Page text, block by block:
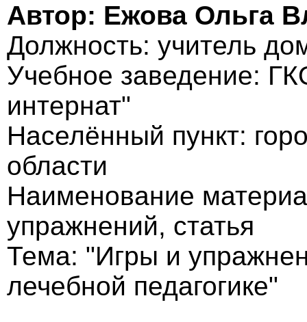
Автор: Ежова Ольга
Должность: учитель
Учебное заведение:
интернат"
Населённый пункт:
области
Наименование
упражнений, статья
Тема: "Игры и
лечебной педагогике"